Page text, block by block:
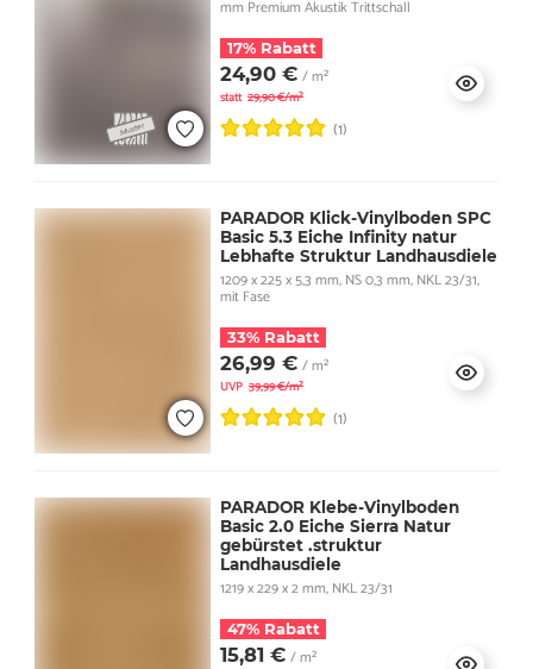
mm Premium Akustik Trittschall
17% Rabatt
24,90 € / m²
statt 29,90 €/m²
(1)
PARADOR Klick-Vinylboden SPC
Basic 5.3 Eiche Infinity natur
Lebhafte Struktur Landhausdiele
1209 x 225 x 5,3 mm, NS 0,3 mm, NKL 23/31,
mit Fase
33% Rabatt
26,99 € / m²
UVP 39,99 €/m²
(1)
PARADOR Klebe-Vinylboden
Basic 2.0 Eiche Sierra Natur
gebürstet .struktur
Landhausdiele
1219 x 229 x 2 mm, NKL 23/31
47% Rabatt
15,81 € / m²